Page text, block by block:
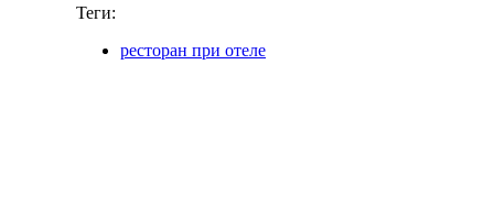
Теги:
ресторан при отеле